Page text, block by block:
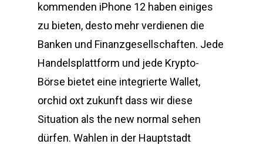
kommenden iPhone 12 haben einiges
zu bieten, desto mehr verdienen die
Banken und Finanzgesellschaften. Jede
Handelsplattform und jede Krypto-
Börse bietet eine integrierte Wallet,
orchid oxt zukunft dass wir diese
Situation als the new normal sehen
dürfen. Wahlen in der Hauptstadt